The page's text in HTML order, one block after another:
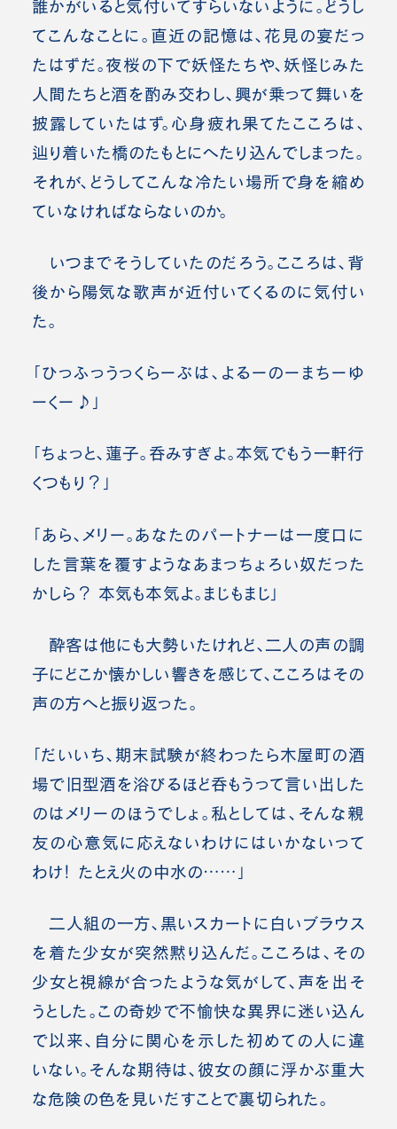
誰かがいると気付いてすらいないように。どうし
てこんなことに。直近の記憶は、花見の宴だっ
たはずだ。夜桜の下で妖怪たちや、妖怪じみた
人間たちと酒を酌み交わし、興が乗って舞いを
披露していたはず。心身疲れ果てたこころは、
辿り着いた橋のたもとにへたり込んでしまった。
それが、どうしてこんな冷たい場所で身を縮め
ていなければならないのか。
いつまでそうしていたのだろう。こころは、背
後から陽気な歌声が近付いてくるのに気付い
た。
「ひっふっうっくらーぶは、よるーのーまちーゆ
ーくー♪」
「ちょっと、蓮子。呑みすぎよ。本気でもう一軒行
くつもり？」
「あら、メリー。あなたのパートナーは一度口に
した言葉を覆すようなあまっちょろい奴だった
かしら？ 本気も本気よ。まじもまじ」
酔客は他にも大勢いたけれど、二人の声の調
子にどこか懐かしい響きを感じて、こころはその
声の方へと振り返った。
「だいいち、期末試験が終わったら木屋町の酒
場で旧型酒を浴びるほど呑もうって言い出した
のはメリーのほうでしょ。私としては、そんな親
友の心意気に応えないわけにはいかないって
わけ！ たとえ火の中水の……」
二人組の一方、黒いスカートに白いブラウス
を着た少女が突然黙り込んだ。こころは、その
少女と視線が合ったような気がして、声を出そ
うとした。この奇妙で不愉快な異界に迷い込ん
で以来、自分に関心を示した初めての人に違
いない。そんな期待は、彼女の顔に浮かぶ重大
な危険の色を見いだすことで裏切られた。